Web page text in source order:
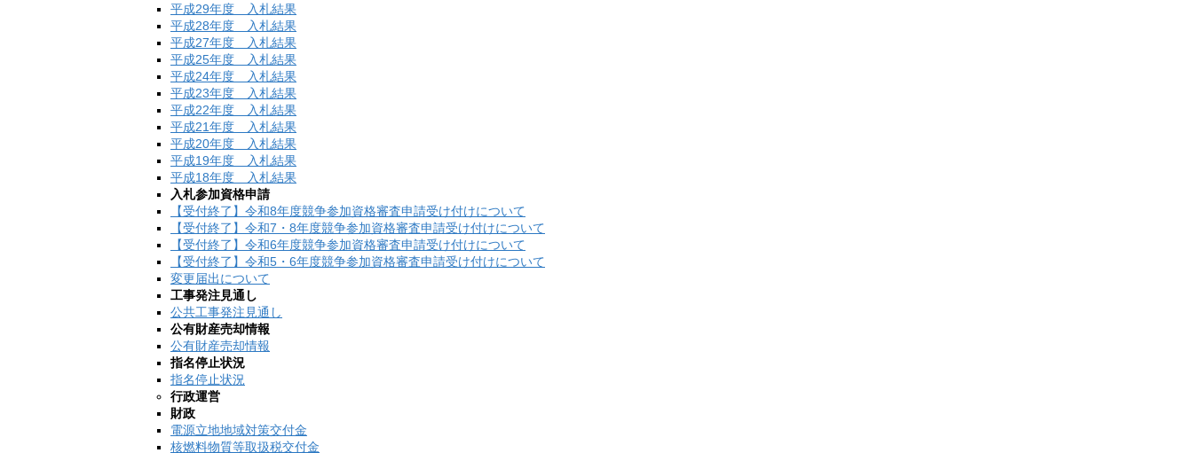
平成29年度 入札結果
平成28年度 入札結果
平成27年度 入札結果
平成25年度 入札結果
平成24年度 入札結果
平成23年度 入札結果
平成22年度 入札結果
平成21年度 入札結果
平成20年度 入札結果
平成19年度 入札結果
平成18年度 入札結果
入札参加資格申請
【受付終了】令和8年度競争参加資格審査申請受け付けについて
【受付終了】令和7・8年度競争参加資格審査申請受け付けについて
【受付終了】令和6年度競争参加資格審査申請受け付けについて
【受付終了】令和5・6年度競争参加資格審査申請受け付けについて
変更届出について
工事発注見通し
公共工事発注見通し
公有財産売却情報
公有財産売却情報
指名停止状況
指名停止状況
行政運営
財政
電源立地地域対策交付金
核燃料物質等取扱税交付金